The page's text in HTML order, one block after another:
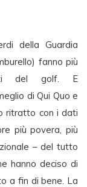
della Guardia
fanno più
del golf. E
di Qui Quo e
ritratto con i dati
più povera, più
– del tutto
hanno deciso di
a fin di bene. La